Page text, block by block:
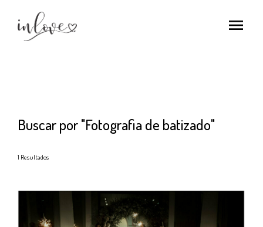
menu
Buscar por"Fotografia de batizado"
1 Resultados